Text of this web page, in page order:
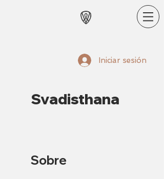
Iniciar sesión
Svadisthana
Sobre